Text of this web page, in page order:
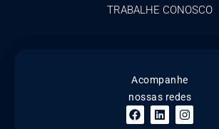
TRABALHE CONOSCO
Acompanhe
nossas redes